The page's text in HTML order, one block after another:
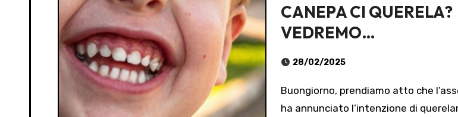
CANEPA CI QUERELA?
VEDREMO…
28/02/2025
Buongiorno, prendiamo atto che l’assessora
ha annunciato l’intenzione di